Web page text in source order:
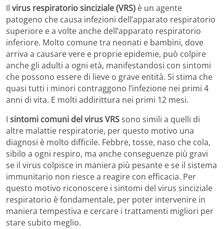
Il virus respiratorio sinciziale (VRS) è un agente
patogeno che causa infezioni dell’apparato respiratorio
superiore e a volte anche dell’apparato respiratorio
inferiore. Molto comune tra neonati e bambini, dove
arriva a causare vere e proprie epidemie, può colpire
anche gli adulti a ogni età, manifestandosi con sintomi
che possono essere di lieve o grave entità. Si stima che
quasi tutti i minori contraggono l’infezione nei primi 4
anni di vita. E molti addirittura nei primi 12 mesi.
I sintomi comuni del virus VRSsono simili a quelli di
altre malattie respiratorie, per questo motivo una
diagnosi è molto difficile. Febbre, tosse, naso che cola,
sibilo a ogni respiro, ma anche conseguenze più gravi
se il virus colpisce in maniera più pesante e se il sistema
immunitario non riesce a reagire con efficacia. Per
questo motivo riconoscere i sintomi del virus sinciziale
respiratorio è fondamentale, per poter intervenire in
maniera tempestiva e cercare i trattamenti migliori per
stare subito meglio.